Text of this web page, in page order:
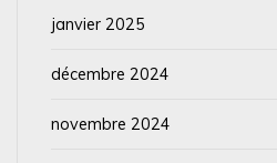
janvier 2025
décembre 2024
novembre 2024